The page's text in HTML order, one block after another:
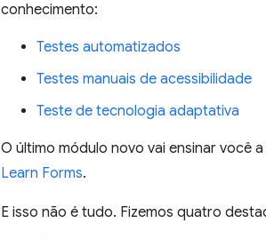
conhecimento:
Testes automatizados
Testes manuais de acessibilidade
Teste de tecnologia adaptativa
O último módulo novo vai ensinar você
Learn Forms.
E isso não é tudo. Fizemos quatro